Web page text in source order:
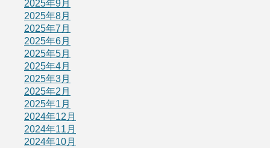
2025年9月
2025年8月
2025年7月
2025年6月
2025年5月
2025年4月
2025年3月
2025年2月
2025年1月
2024年12月
2024年11月
2024年10月